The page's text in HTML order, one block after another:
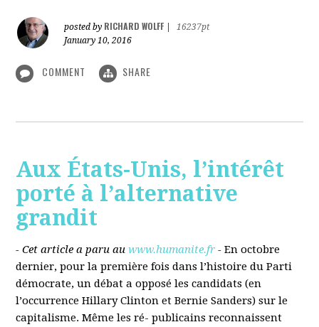
posted by RICHARD WOLFF
16237pt
January 10, 2016
COMMENT SHARE
Aux États-Unis, l’intérêt
porté à l’alternative
grandit
- Cet article a paru au www.humanite.fr - En octobre
dernier, pour la première fois dans l’histoire du Parti
démocrate, un débat a opposé les candidats (en
l’occurrence Hillary Clinton et Bernie Sanders) sur le
capitalisme. Même les ré- publicains reconnaissent